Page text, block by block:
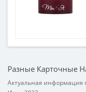
Материал
Разные Карточные
Актуальная информация